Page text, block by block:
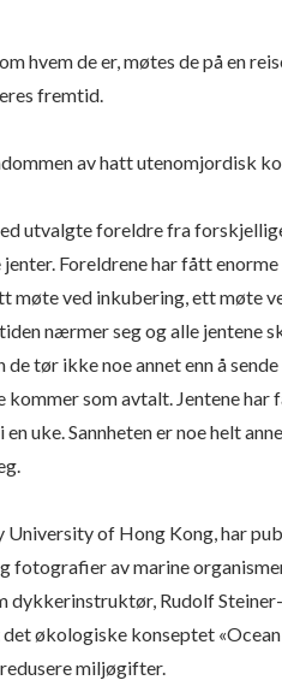
hvem de er, møtes de på en
fremtid.
av hatt utenomjordisk
utvalgte foreldre fra
Foreldrene har fått enorme
møte ved inkubering, ett møte
nærmer seg og alle jentene
tør ikke noe annet enn å sende
kommer som avtalt. Jentene har
uke. Sannheten er noe helt
of Hong Kong, har
fotografier av marine
dykkerinstruktør, Rudolf
økologiske konseptet «Ocean
miljøgifter.